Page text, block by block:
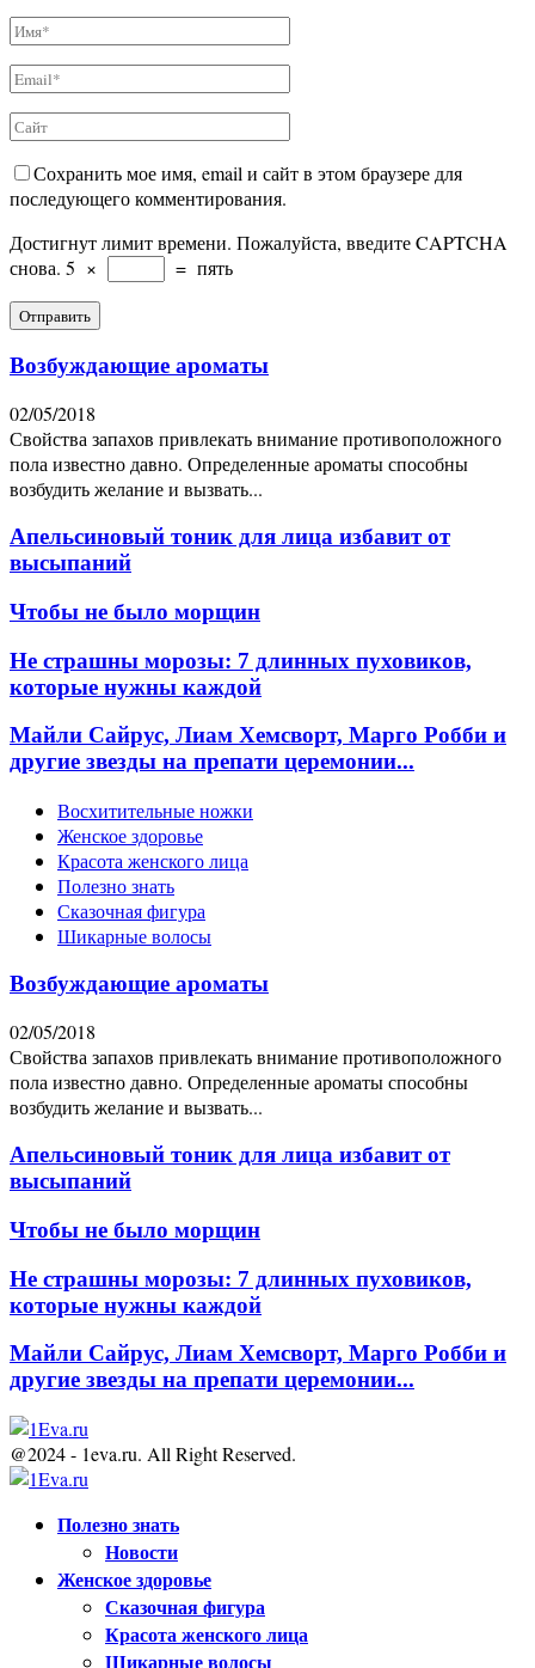
Сохранить мое имя, email и сайт в этом браузере для
последующего комментирования.
Достигнут лимит времени. Пожалуйста, введите CAPTCHA
снова. 5 × = пять
Возбуждающие ароматы
02/05/2018
Свойства запахов привлекать внимание противоположного
пола известно давно. Определенные ароматы способны
возбудить желание и вызвать...
Апельсиновый тоник для лица избавит от
высыпаний
Чтобы не было морщин
Не страшны морозы: 7 длинных пуховиков,
которые нужны каждой
Майли Сайрус, Лиам Хемсворт, Марго Робби и
другие звезды на препати церемонии...
Восхитительные ножки
Женское здоровье
Красота женского лица
Полезно знать
Сказочная фигура
Шикарные волосы
Возбуждающие ароматы
02/05/2018
Свойства запахов привлекать внимание противоположного
пола известно давно. Определенные ароматы способны
возбудить желание и вызвать...
Апельсиновый тоник для лица избавит от
высыпаний
Чтобы не было морщин
Не страшны морозы: 7 длинных пуховиков,
которые нужны каждой
Майли Сайрус, Лиам Хемсворт, Марго Робби и
другие звезды на препати церемонии...
@2024 - 1eva.ru. All Right Reserved.
Полезно знать
Новости
Женское здоровье
Сказочная фигура
Красота женского лица
Шикарные волосы